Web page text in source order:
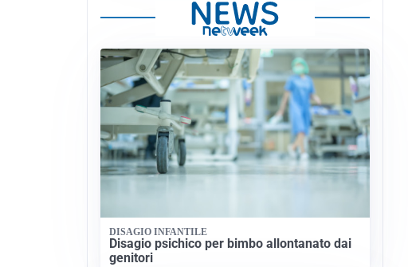
DISAGIO INFANTILE
Disagio psichico per bimbo allontanato dai
genitori